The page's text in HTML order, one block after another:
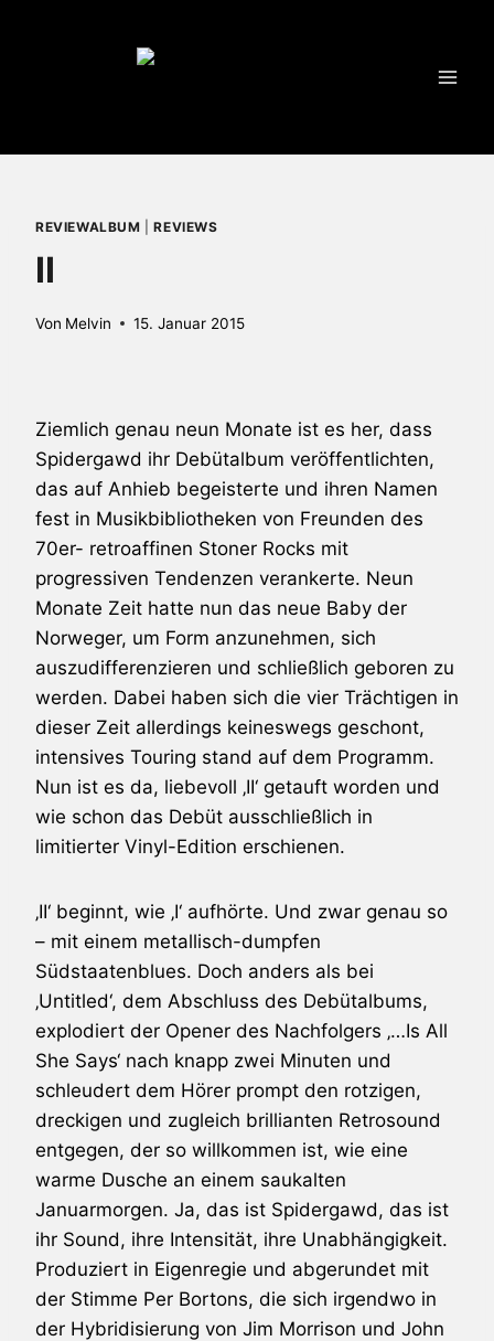
REVIEWALBUM |REVIEWS
II
Von Melvin 15. Januar 2015
Ziemlich genau neun Monate ist es her, dass
Spidergawd ihr Debütalbum veröffentlichten,
das auf Anhieb begeisterte und ihren Namen
fest in Musikbibliotheken von Freunden des
70er- retroaffinen Stoner Rocks mit
progressiven Tendenzen verankerte. Neun
Monate Zeit hatte nun das neue Baby der
Norweger, um Form anzunehmen, sich
auszudifferenzieren und schließlich geboren zu
werden. Dabei haben sich die vier Trächtigen in
dieser Zeit allerdings keineswegs geschont,
intensives Touring stand auf dem Programm.
Nun ist es da, liebevoll ‚II‘ getauft worden und
wie schon das Debüt ausschließlich in
limitierter Vinyl-Edition erschienen.
‚II‘ beginnt, wie ‚I‘ aufhörte. Und zwar genau so
– mit einem metallisch-dumpfen
Südstaatenblues. Doch anders als bei
‚Untitled‘, dem Abschluss des Debütalbums,
explodiert der Opener des Nachfolgers ‚…Is All
She Says‘ nach knapp zwei Minuten und
schleudert dem Hörer prompt den rotzigen,
dreckigen und zugleich brillianten Retrosound
entgegen, der so willkommen ist, wie eine
warme Dusche an einem saukalten
Januarmorgen. Ja, das ist Spidergawd, das ist
ihr Sound, ihre Intensität, ihre Unabhängigkeit.
Produziert in Eigenregie und abgerundet mit
der Stimme Per Bortons, die sich irgendwo in
der Hybridisierung von Jim Morrison und John